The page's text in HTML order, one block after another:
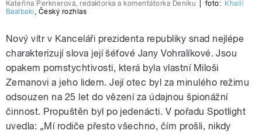
Kateřina Perknerová, redaktorka a komentátorka Deníku foto: Khalil
Baalbaki
Český rozhlas
Nový vítr v Kanceláři prezidenta republiky snad nejlépe
charakterizují slova její šéfové Jany Vohralíkové. Jsou
opakem pomstychtivosti, která byla vlastní Miloši
Zemanovi a jeho lidem. Její otec byl za minulého režimu
odsouzen na 25 let do vězení za údajnou špionážní
činnost. Propuštěn byl po jedenácti. V pořadu Spotlight
uvedla: „Mí rodiče přesto všechno, čím prošli, nikdy